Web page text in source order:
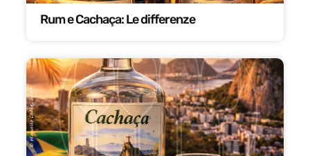
Rum e Cachaça: Le differenze